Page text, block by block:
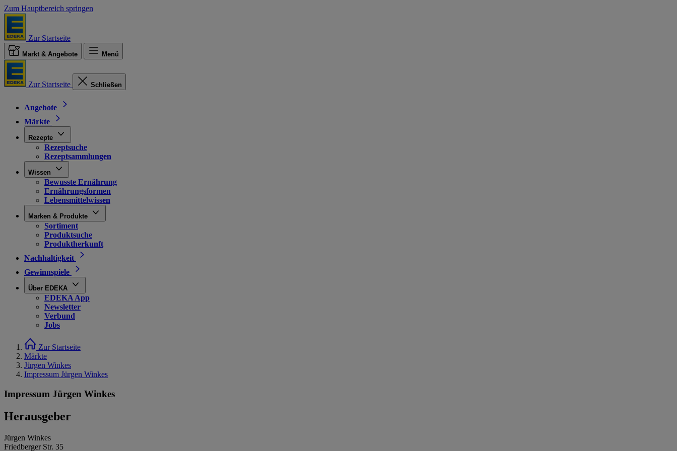
Zum Hauptbereich springen
Zur Startseite
Markt & Angebote Menü
Zur Startseite Schließen
Angebote
Märkte
Rezepte
Rezeptsuche
Rezeptsammlungen
Wissen
Bewusste Ernährung
Ernährungsformen
Lebensmittelwissen
Marken & Produkte
Sortiment
Produktsuche
Produktherkunft
Nachhaltigkeit
Gewinnspiele
Über EDEKA
EDEKA App
Newsletter
Verbund
Jobs
Zur Startseite
Märkte
Jürgen Winkes
Impressum Jürgen Winkes
Impressum Jürgen Winkes
Herausgeber
Jürgen Winkes
Friedberger Str. 35